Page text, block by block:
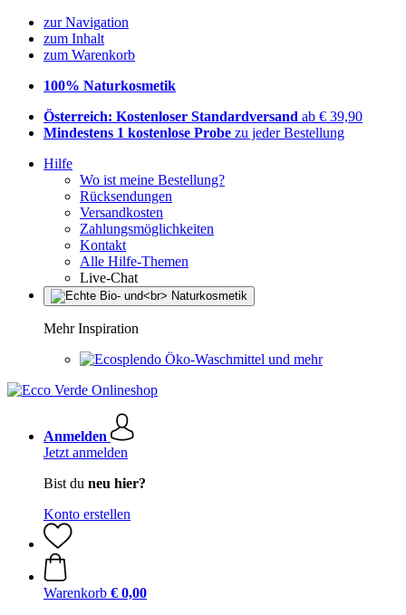
zur Navigation
zum Inhalt
zum Warenkorb
100% Naturkosmetik
Österreich: Kostenloser Standardversand ab € 39,90
Mindestens 1 kostenlose Probe zu jeder Bestellung
Hilfe
Wo ist meine Bestellung?
Rücksendungen
Versandkosten
Zahlungsmöglichkeiten
Kontakt
Alle Hilfe-Themen
Live-Chat
Mehr Inspiration
Öko-Waschmittel und mehr
Anmelden
Jetzt anmelden
Bist du neu hier?
Konto erstellen
Warenkorb € 0,00